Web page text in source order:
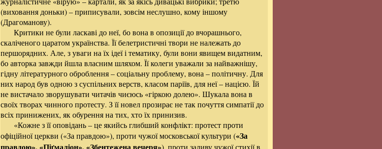
(виховання доньки) – приписували, зовсім неслушно, кому іншому
(Драгоманову).
Критики не були ласкаві до неї, бо вона в опозиції до вчорашнього,
скаліченого царатом українства. Її белетристичні твори не належать до
першорядних. Але, з уваги на їх ідеї і тематику, були вони явищем видатним,
бо авторка завжди йшла власним шляхом. Її колеги уважали за найважнішу,
гідну літературного оброблення – соціальну проблему, вона – політичну. Для
них народ був одною з суспільних верств, класом паріїв, для неї – нацією. Їй
не вистачало зворушувати читачів чиєюсь «гіркою долею». Шукала вона в
своїх творах чинного протесту. З її новел прозирає не так почуття симпатії до
всіх принижених, як обурення на тих, хто їх принизив.
«Кожне з її оповідань – це якийсь глибший конфлікт: протест проти
офіційної церкви («За правдою»), проти чужої московської культури («За
), проти заливу чужої стихії в